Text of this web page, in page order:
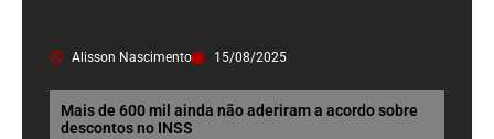
Alisson Nascimento 15/08/2025
Mais de 600 mil ainda não aderiram a acordo sobre
descontos no INSS